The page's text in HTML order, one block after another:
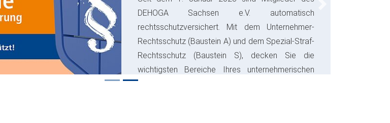
DEHOGA Sachsen e.V. automatisch
rechtsschutzversichert. Mit dem Unternehmer-
Rechtsschutz (Baustein A) und dem Spezial-Straf-
Rechtsschutz (Baustein S), decken Sie die
wichtigsten Bereiche Ihres unternehmerischen
Risikos ab und sparen bares Geld.